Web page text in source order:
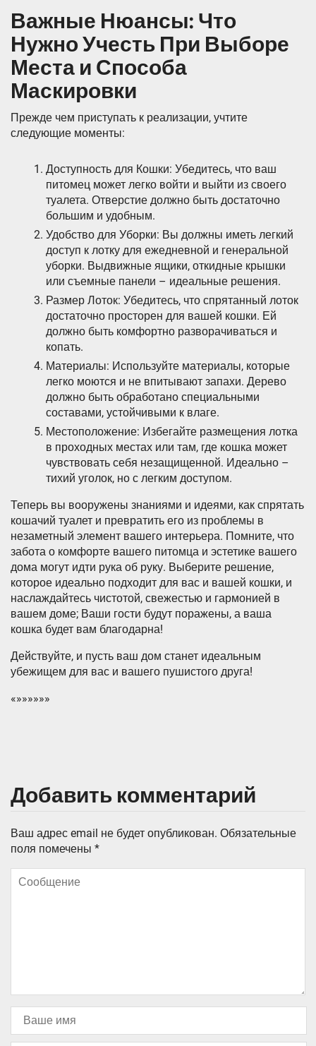
Важные Нюансы: Что
Нужно Учесть При Выборе
Места и Способа
Маскировки
Прежде чем приступать к реализации, учтите
следующие моменты:
Доступность для Кошки: Убедитесь, что ваш
питомец может легко войти и выйти из своего
туалета. Отверстие должно быть достаточно
большим и удобным.
Удобство для Уборки: Вы должны иметь легкий
доступ к лотку для ежедневной и генеральной
уборки. Выдвижные ящики, откидные крышки
или съемные панели – идеальные решения.
Размер Лоток: Убедитесь, что спрятанный лоток
достаточно просторен для вашей кошки. Ей
должно быть комфортно разворачиваться и
копать.
Материалы: Используйте материалы, которые
легко моются и не впитывают запахи. Дерево
должно быть обработано специальными
составами, устойчивыми к влаге.
Местоположение: Избегайте размещения лотка
в проходных местах или там, где кошка может
чувствовать себя незащищенной. Идеально –
тихий уголок, но с легким доступом.
Теперь вы вооружены знаниями и идеями, как спрятать
кошачий туалет и превратить его из проблемы в
незаметный элемент вашего интерьера. Помните, что
забота о комфорте вашего питомца и эстетике вашего
дома могут идти рука об руку. Выберите решение,
которое идеально подходит для вас и вашей кошки, и
наслаждайтесь чистотой, свежестью и гармонией в
вашем доме; Ваши гости будут поражены, а ваша
кошка будет вам благодарна!
Действуйте, и пусть ваш дом станет идеальным
убежищем для вас и вашего пушистого друга!
«»»»»»»
Добавить комментарий
Ваш адрес email не будет опубликован. Обязательные
поля помечены *